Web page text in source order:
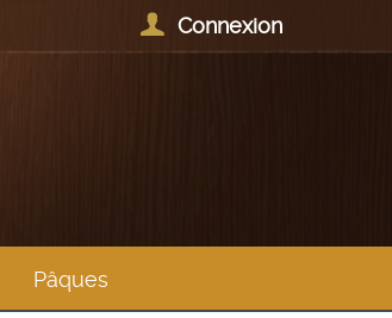
Connexion
Pâques